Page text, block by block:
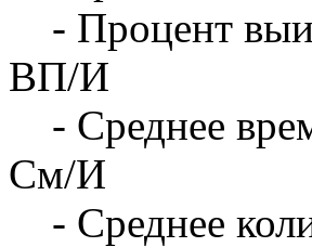
- Процент
ВП/И
- Среднее
См/И
- Среднее